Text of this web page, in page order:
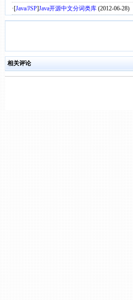
·[Java/JSP]Java开源中文分词类库 (2012-06-28)
相关评论